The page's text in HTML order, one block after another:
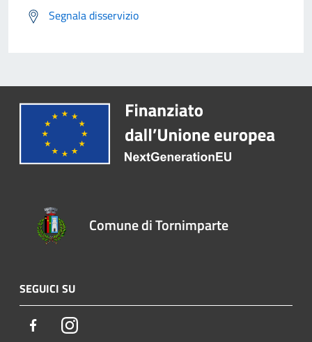
Segnala disservizio
Comune di Tornimparte
SEGUICI SU
FacebookInstagram